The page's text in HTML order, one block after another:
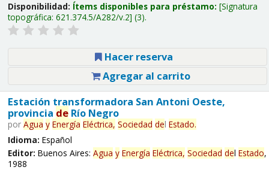
Disponibilidad: Ítems disponibles para préstamo: Signatura
topográfica: 621.374.5/A282/v.2 (3).
Hacer reserva
Agregar al carrito
Estación transformadora San Antoni Oeste,
provincia deRío Negro
por Agua y Energía Eléctrica, Sociedad del Estado.
Idioma: Español
Editor: Buenos Aires: Agua y Energía Eléctrica, Sociedad del Estado,
1988